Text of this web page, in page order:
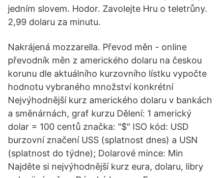
jedním slovem. Hodor. Zavolejte Hru o teletrůny.
2,99 dolaru za minutu.
Nakrájená mozzarella. Převod měn - online
převodník měn z amerického dolaru na českou
korunu dle aktuálního kurzovního lístku vypočte
hodnotu vybraného množství konkrétní
Nejvýhodnější kurz amerického dolaru v bankách
a směnárnách, graf kurzu Dělení: 1 americký
dolar = 100 centů značka: "$" ISO kód: USD
burzovní značení USS (splatnost dnes) a USN
(splatnost do týdne); Dolarové mince: Min
Najděte si nejvýhodnější kurz eura, dolaru, libry